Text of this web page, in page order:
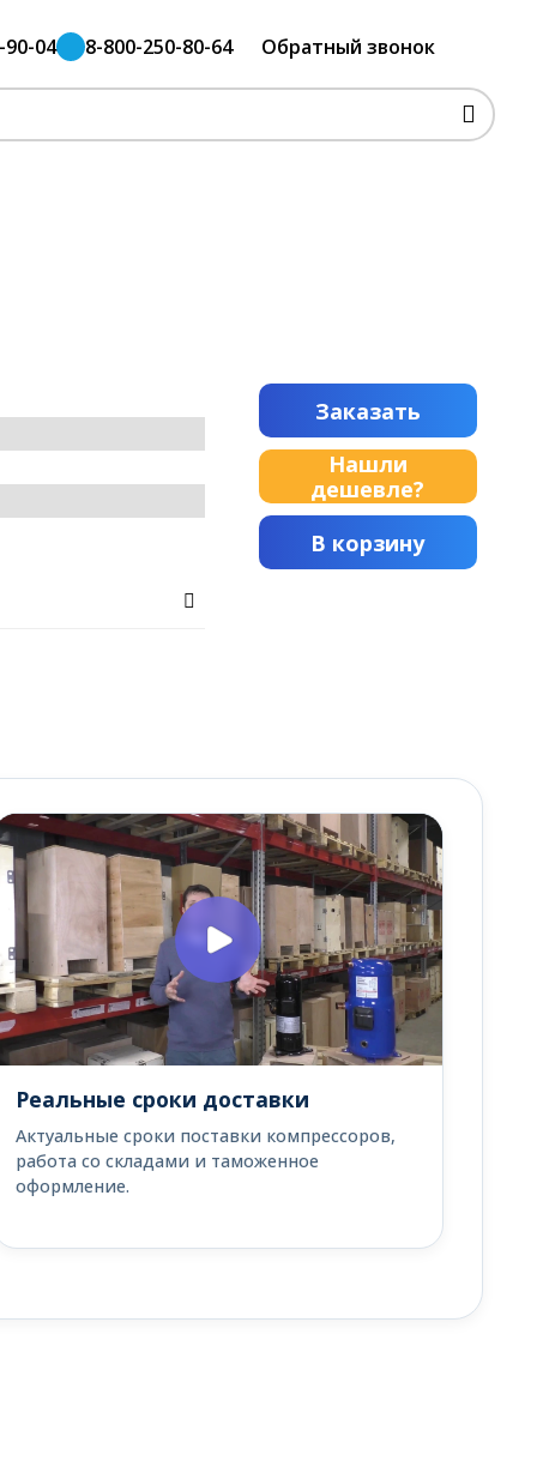
90-04 8-800-250-80-64 Обратный звонок
Заказать
Нашли
дешевле?
В корзину
Реальные сроки доставки
Актуальные сроки поставки компрессоров,
работа со складами и таможенное
оформление.